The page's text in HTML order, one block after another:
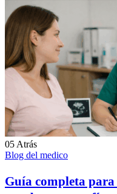
05Atrás
Blog del medico
Guía completa